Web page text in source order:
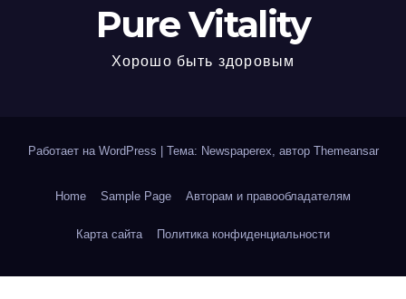
Pure Vitality
Хорошо быть здоровым
Работает на WordPress | Тема: Newspaperex, автор Themeansar
Home Sample Page Авторам и правообладателям
Карта сайта Политика конфиденциальности